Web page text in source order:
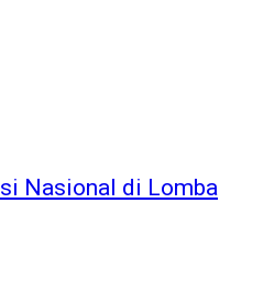
Nasional di Lomba